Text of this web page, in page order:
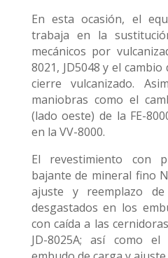
En esta ocasión, el
trabaja en la
mecánicos por
8021, JD5048 y el
cierre vulcanizado.
maniobras como el
(lado oeste) de la FE-
en la VV-8000.
El revestimiento con
bajante de mineral fino
ajuste y reemplazo
desgastados en los
con caída a las
JD-8025A; así como